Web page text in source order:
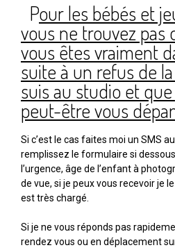
Pour les bébés et
vous ne trouvez pas
vous êtes vraiment
suite à un refus de
suis au studio et
peut-être vous
Si c’est le cas faites moi un SMS
remplissez le formulaire si
l’urgence, âge de l’enfant à
de vue, si je peux vous recevoir je
est très chargé.
Si je ne vous réponds pas
rendez vous ou en déplacement